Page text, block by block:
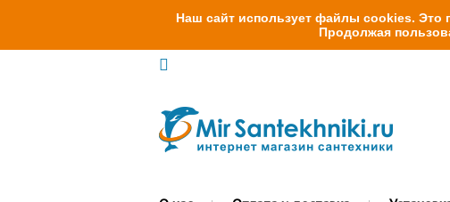
Наш сайт использует файлы cookies. Это
Продолжая